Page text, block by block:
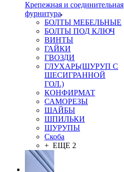
Крепежная и соединительная
фурнитура
БОЛТЫ МЕБЕЛЬНЫЕ
БОЛТЫ ПОД КЛЮЧ
ВИНТЫ
ГАЙКИ
ГВОЗДИ
ГЛУХАРЬ(ШУРУП С
ШЕСИГРАННОЙ
ГОЛ.)
КОНФИРМАТ
САМОРЕЗЫ
ШАЙБЫ
ШПИЛЬКИ
ШУРУПЫ
Скоба
+ ЕЩЕ 2